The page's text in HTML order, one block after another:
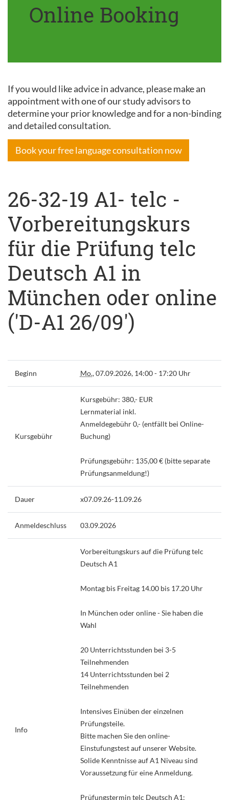
Online Booking
If you would like advice in advance, please make an
appointment with one of our study advisors to
determine your prior knowledge and for a non-binding
and detailed consultation.
Book your free language consultation now
26-32-19 A1- telc -
Vorbereitungskurs
für die Prüfung telc
Deutsch A1 in
München oder online
('D-A1 26/09')
Beginn Mo., 07.09.2026, 14:00 - 17:20 Uhr
Kursgebühr
Kursgebühr: 380,- EUR
Lernmaterial inkl.
Anmeldegebühr 0,- (entfällt bei Online-
Buchung)
Prüfungsgebühr: 135,00 € (bitte separate
Prüfungsanmeldung!)
Dauer x07.09.26-11.09.26
Anmeldeschluss 03.09.2026
Info
Vorbereitungskurs auf die Prüfung telc
Deutsch A1
Montag bis Freitag 14.00 bis 17.20 Uhr
In München oder online - Sie haben die
Wahl
20 Unterrichtsstunden bei 3-5
Teilnehmenden
14 Unterrichtsstunden bei 2
Teilnehmenden
Intensives Einüben der einzelnen
Prüfungsteile.
Bitte machen Sie den online-
Einstufungstest auf unserer Website.
Solide Kenntnisse auf A1 Niveau sind
Voraussetzung für eine Anmeldung.
Prüfungstermin telc Deutsch A1: